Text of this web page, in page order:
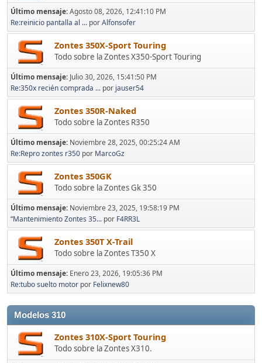
Último mensaje:Agosto 08, 2026, 12:41:10 PM
Re:reinicio pantalla al ... porAlfonsofer
Zontes 350X-Sport Touring
Todo sobre la Zontes X350-Sport Touring
Último mensaje: Julio 30, 2026, 15:41:50 PM
Re:350x recién comprada ... por jauser54
Zontes 350R-Naked
Todo sobre la Zontes R350
Último mensaje: Noviembre 28, 2025, 00:25:24 AM
Re:Repro zontes r350 por MarcoGz
Zontes 350GK
Todo sobre la Zontes Gk 350
Último mensaje: Noviembre 23, 2025, 19:58:19 PM
“Mantenimiento Zontes 35... por F4RR3L
Zontes 350T X-Trail
Todo sobre la Zontes T350 X
Último mensaje: Enero 23, 2026, 19:05:36 PM
Re:tubo suelto motor por Felixnew80
Modelos 310
Zontes 310X-Sport Touring
Todo sobre la Zontes X310.